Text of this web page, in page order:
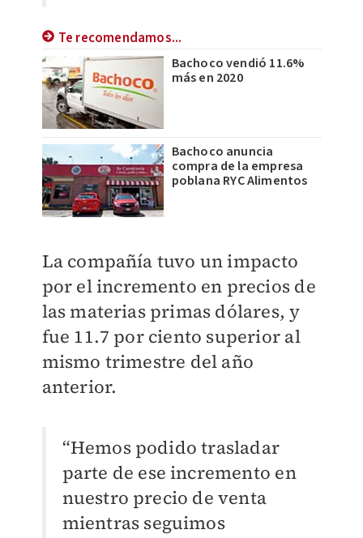
Te recomendamos...
Bachoco vendió 11.6%
más en 2020
Bachoco anuncia
compra de la empresa
poblana RYC Alimentos
La compañía tuvo un impacto
por el incremento en precios de
las materias primas dólares, y
fue 11.7 por ciento superior al
mismo trimestre del año
anterior.
“Hemos podido trasladar
parte de ese incremento en
nuestro precio de venta
mientras seguimos